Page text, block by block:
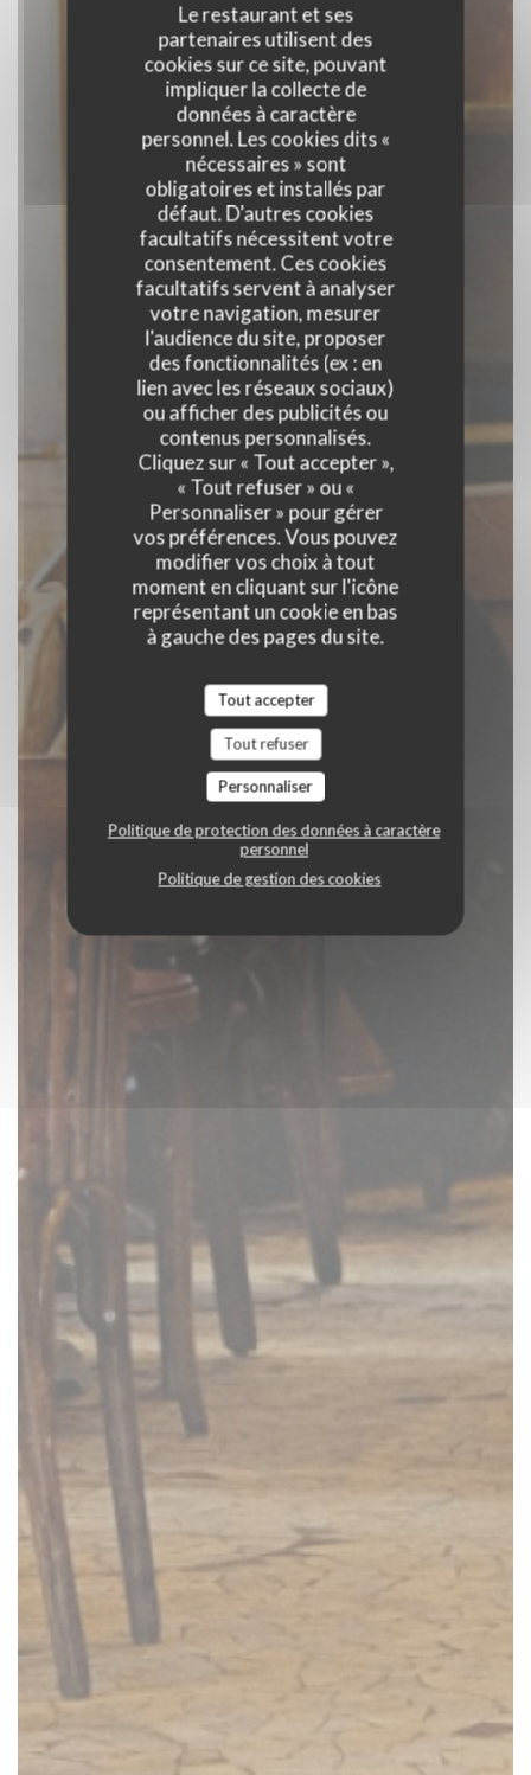
Le restaurant et ses
partenaires utilisent des
cookies sur ce site, pouvant
impliquer la collecte de
données à caractère
personnel. Les cookies dits «
nécessaires » sont
obligatoires et installés par
défaut. D'autres cookies
facultatifs nécessitent votre
consentement. Ces cookies
facultatifs servent à analyser
votre navigation, mesurer
l'audience du site, proposer
des fonctionnalités (ex : en
lien avec les réseaux sociaux)
ou afficher des publicités ou
contenus personnalisés.
Cliquez sur « Tout accepter »,
« Tout refuser » ou «
Personnaliser » pour gérer
vos préférences. Vous pouvez
modifier vos choix à tout
moment en cliquant sur l'icône
représentant un cookie en bas
à gauche des pages du site.
Tout accepter
Tout refuser
Personnaliser
Politique de protection des données à caractère
personnel
Politique de gestion des cookies
Le café des anges
CAFÉ RESTAURANT|PARIS
RÉSERVER